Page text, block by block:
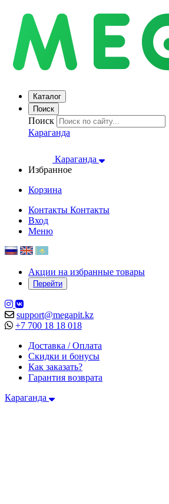
Каталог
Поиск
Поиск
Караганда
Караганда
Избранное
Корзина
Контакты Контакты
Вход
Меню
Акции на избранные товары
Перейти
support@megapit.kz
+7 700 18 18 018
Доставка / Оплата
Скидки и бонусы
Как заказать?
Гарантия возврата
Караганда